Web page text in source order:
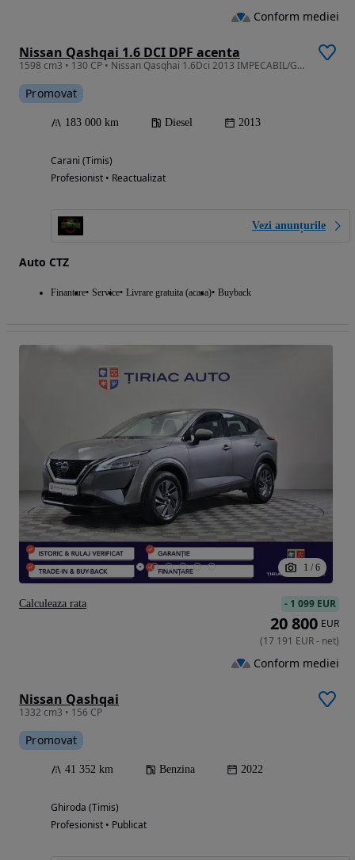
Nissan Qashqai 1.6 DCI DPF acenta
1598 cm3 • 130 CP • Nissan Qasqhai 1.6Dci 2013 IMPECABIL/Garanție/Finanțare/RevizieGR/Livr
Promovat
183 000 km Diesel 2013
Carani (Timis)
Profesionist • Reactualizat
Vezi anunțurile
Auto CTZ
Finantare Service Livrare gratuita (acasa) Buyback
Conform mediei
1 / 6
Nissan Qashqai
1332 cm3 • 156 CP
Promovat
41 352 km Benzina 2022
Ghiroda (Timis)
Profesionist • Publicat
- 1 099 EUR
20 800 EUR
(17 191 EUR- net)
Conform mediei
Calculeaza rata